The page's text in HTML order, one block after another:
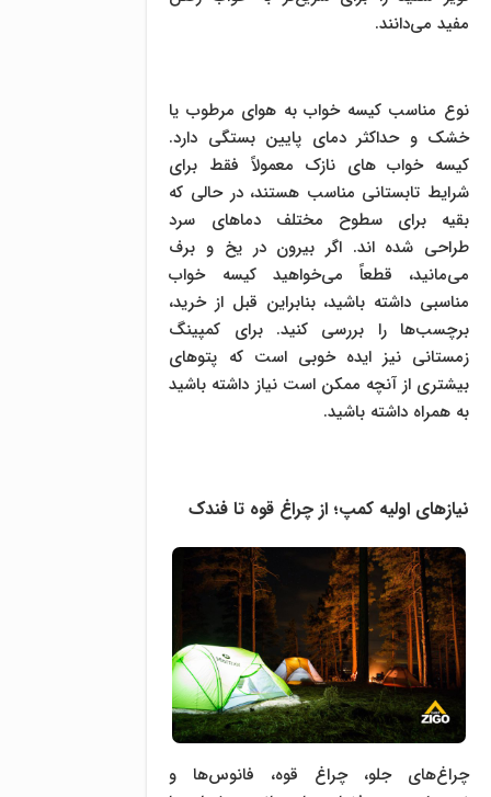
مفید می‌دانند.
نوع مناسب کیسه خواب به هوای مرطوب یا
خشک و حداکثر دمای پایین بستگی دارد.
کیسه خواب های نازک معمولاً فقط برای
شرایط تابستانی مناسب هستند، در حالی که
بقیه برای سطوح مختلف دماهای سرد
طراحی شده اند. اگر بیرون در یخ و برف
می‌مانید، قطعاً می‌خواهید کیسه خواب
مناسبی داشته باشید، بنابراین قبل از خرید،
برچسب‌ها را بررسی کنید. برای کمپینگ
زمستانی نیز ایده خوبی است که پتوهای
بیشتری از آنچه ممکن است نیاز داشته باشید
به همراه داشته باشید.
نیازهای اولیه کمپ؛ از چراغ قوه تا فندک
چراغ‌های جلو، چراغ قوه، فانوس‌ها و